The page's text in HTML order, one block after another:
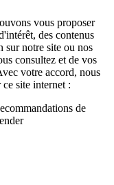
vous proposer
des contenus
sur notre site ou nos
consultez et de vos
votre accord, nous
site internet :
de